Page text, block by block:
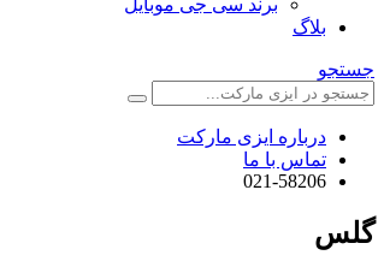
برند سی جی موبایل
بلاگ
جستجو
درباره ایزی مارکت
تماس با ما
021-58206
گلس